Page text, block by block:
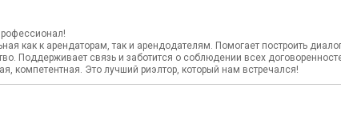
как к арендаторам, так и арендодателям. Помогает построить
Поддерживает связь и заботится о соблюдении всех
компетентная. Это лучший риэлтор, который нам встречался!